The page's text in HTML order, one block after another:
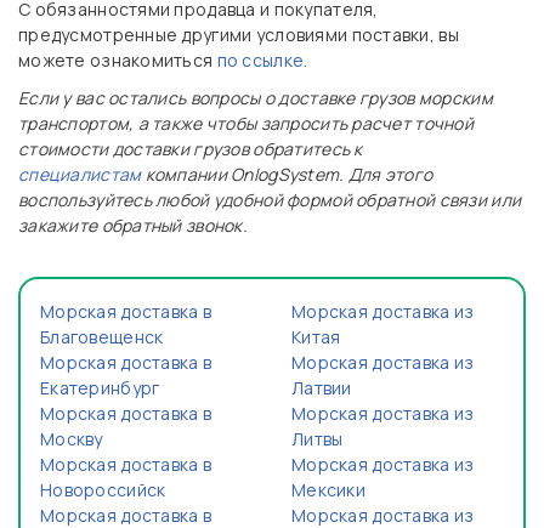
С обязанностями продавца и покупателя,
предусмотренные другими условиями поставки, вы
можете ознакомиться по ссылке.
Если у вас остались вопросы о доставке грузов морским
транспортом, а также чтобы запросить расчет точной
стоимости доставки грузов обратитесь к
специалистамкомпании OnlogSystem. Для этого
воспользуйтесь любой удобной формой обратной связи или
закажите обратный звонок.
Морская доставка в
Благовещенск
Морская доставка в
Екатеринбург
Морская доставка в
Москву
Морская доставка в
Новороссийск
Морская доставка в
Морская доставка из
Китая
Морская доставка из
Латвии
Морская доставка из
Литвы
Морская доставка из
Мексики
Морская доставка из